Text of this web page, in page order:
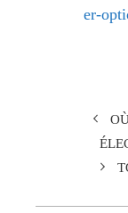
er-